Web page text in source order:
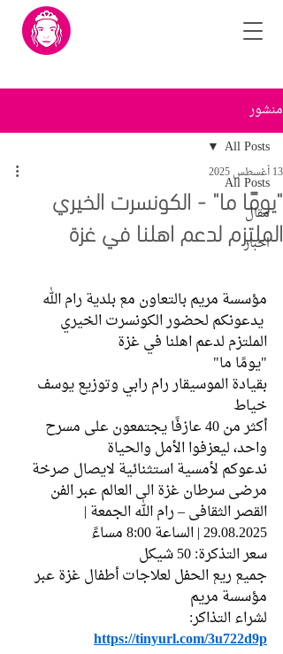
منشور
All Posts
مقال
اخبار
All Posts
"يومًا ما" - الكونسرت الخيري
الملتزم لدعم اهلنا في غزة
13 أغسطس 2025
مؤسسة مريم بالتعاون مع بلدية رام الله
يدعونكم لحضور الكونسرت الخيري
الملتزم لدعم اهلنا في غزة
"يومًا ما"
بقيادة الموسيقار رام رابي وتوزيع يوسف
خياط
أكثر من 40 عازفًا يجتمعون على مسرح
واحد، ليعزفوا الأمل والحياة
ندعوكم لأمسية استثنائية لايصال صرخة
مرضى سرطان غزة الى العالم عبر الفن
القصر الثقافي – رام الله الجمعة |
29.08.2025 | الساعة 8:00 مساءً
سعر التذكرة: 50 شيكل
جميع ريع الحفل لعلاجات أطفال غزة عبر
مؤسسة مريم
لشراء التذاكر:
https://tinyurl.com/3u722d9p